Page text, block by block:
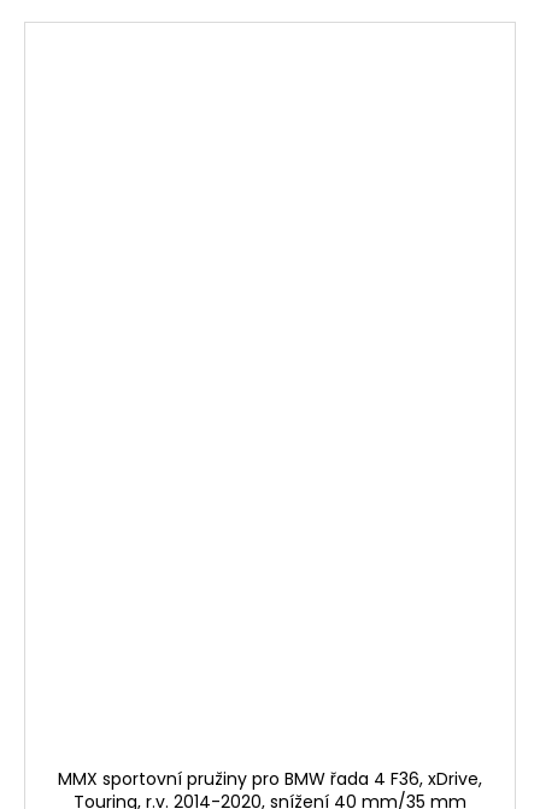
MMX sportovní pružiny pro BMW řada 4 F36, xDrive,
Touring, r.v. 2014-2020, snížení 40 mm/35 mm